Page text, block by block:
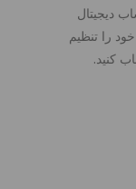
دیجیتال
را تنظیم
کنید.